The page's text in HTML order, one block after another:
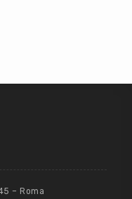
– Roma